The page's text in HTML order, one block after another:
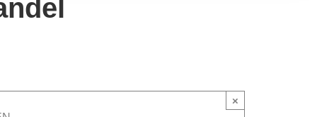
×